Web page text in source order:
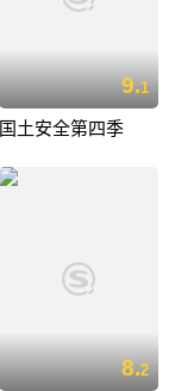
9.1
国土安全第四季
8.2